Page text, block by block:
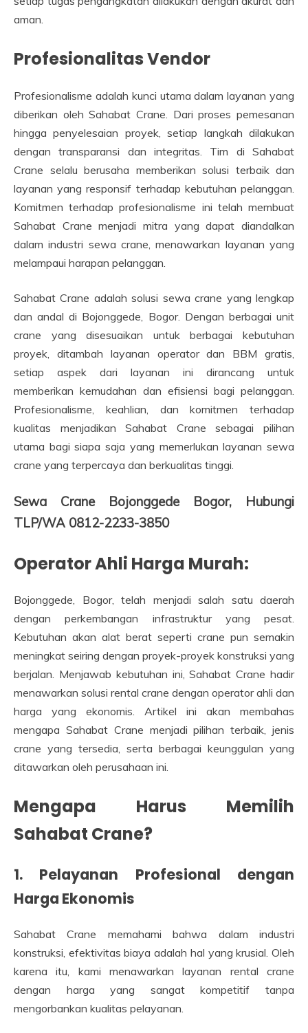
aman.
Profesionalitas Vendor
Profesionalisme adalah kunci utama dalam layanan yang
diberikan oleh Sahabat Crane. Dari proses pemesanan
hingga penyelesaian proyek, setiap langkah dilakukan
dengan transparansi dan integritas. Tim di Sahabat
Crane selalu berusaha memberikan solusi terbaik dan
layanan yang responsif terhadap kebutuhan pelanggan.
Komitmen terhadap profesionalisme ini telah membuat
Sahabat Crane menjadi mitra yang dapat diandalkan
dalam industri sewa crane, menawarkan layanan yang
melampaui harapan pelanggan.
Sahabat Crane adalah solusi sewa crane yang lengkap
dan andal di Bojonggede, Bogor. Dengan berbagai unit
crane yang disesuaikan untuk berbagai kebutuhan
proyek, ditambah layanan operator dan BBM gratis,
setiap aspek dari layanan ini dirancang untuk
memberikan kemudahan dan efisiensi bagi pelanggan.
Profesionalisme, keahlian, dan komitmen terhadap
kualitas menjadikan Sahabat Crane sebagai pilihan
utama bagi siapa saja yang memerlukan layanan sewa
crane yang terpercaya dan berkualitas tinggi.
Sewa Crane Bojonggede Bogor, Hubungi
TLP/WA 0812-2233-3850
Operator Ahli Harga Murah:
Bojonggede, Bogor, telah menjadi salah satu daerah
dengan perkembangan infrastruktur yang pesat.
Kebutuhan akan alat berat seperti crane pun semakin
meningkat seiring dengan proyek-proyek konstruksi yang
berjalan. Menjawab kebutuhan ini, Sahabat Crane hadir
menawarkan solusi rental crane dengan operator ahli dan
harga yang ekonomis. Artikel ini akan membahas
mengapa Sahabat Crane menjadi pilihan terbaik, jenis
crane yang tersedia, serta berbagai keunggulan yang
ditawarkan oleh perusahaan ini.
Mengapa Harus Memilih
Sahabat Crane?
1. Pelayanan Profesional dengan
Harga Ekonomis
Sahabat Crane memahami bahwa dalam industri
konstruksi, efektivitas biaya adalah hal yang krusial. Oleh
karena itu, kami menawarkan layanan rental crane
dengan harga yang sangat kompetitif tanpa
mengorbankan kualitas pelayanan.